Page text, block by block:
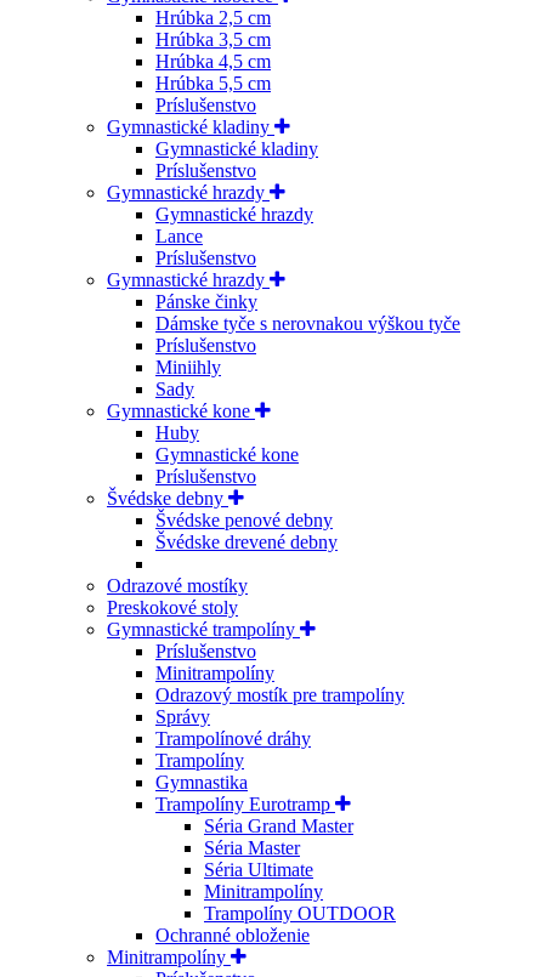
Hrúbka 2,5 cm
Hrúbka 3,5 cm
Hrúbka 4,5 cm
Hrúbka 5,5 cm
Príslušenstvo
Gymnastické kladiny
Gymnastické kladiny
Príslušenstvo
Gymnastické hrazdy
Gymnastické hrazdy
Lance
Príslušenstvo
Gymnastické hrazdy
Pánske činky
Dámske tyče s nerovnakou výškou tyče
Príslušenstvo
Miniihly
Sady
Gymnastické kone
Huby
Gymnastické kone
Príslušenstvo
Švédske debny
Švédske penové debny
Švédske drevené debny
Odrazové mostíky
Preskokové stoly
Gymnastické trampolíny
Príslušenstvo
Minitrampolíny
Odrazový mostík pre trampolíny
Správy
Trampolínové dráhy
Trampolíny
Gymnastika
Trampolíny Eurotramp
Séria Grand Master
Séria Master
Séria Ultimate
Minitrampolíny
Trampolíny OUTDOOR
Ochranné obloženie
Minitrampolíny